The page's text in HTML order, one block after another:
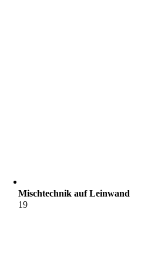
Mischtechnik auf Leinwand
19